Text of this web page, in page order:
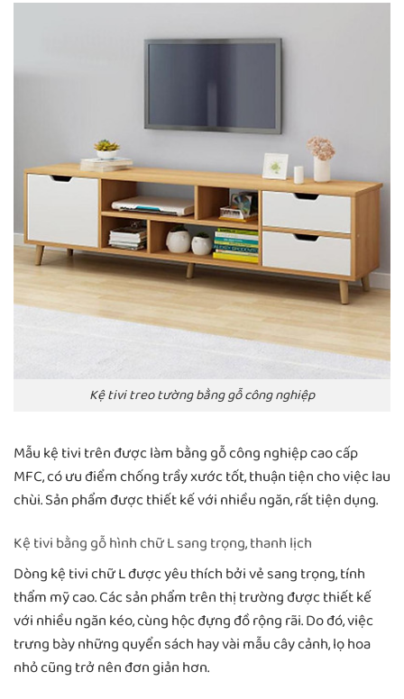
Kệ tivi treo tường bằng gỗ công nghiệp
Mẫu kệ tivi trên được làm bằng gỗ công nghiệp cao cấp
MFC, có ưu điểm chống trầy xước tốt, thuận tiện cho việc lau
chùi. Sản phẩm được thiết kế với nhiều ngăn, rất tiện dụng.
Kệ tivi bằng gỗ hình chữ L sang trọng, thanh lịch
Dòng kệ tivi chữ L được yêu thích bởi vẻ sang trọng, tính
thẩm mỹ cao. Các sản phẩm trên thị trường được thiết kế
với nhiều ngăn kéo, cùng hộc đựng đồ rộng rãi. Do đó, việc
trưng bày những quyển sách hay vài mẫu cây cảnh, lọ hoa
nhỏ cũng trở nên đơn giản hơn.